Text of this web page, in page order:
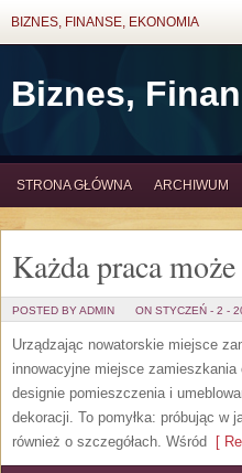
BIZNES, FINANSE, EKONOMIA
Biznes,
STRONA GŁÓWNA ARCHIWUM
Każda praca
POSTED BY ADMIN ON STYCZEŃ - 2 -
Urządzając nowatorskie miejsce
innowacyjne miejsce
designie pomieszczenia i
dekoracji. To pomyłka: próbując w
również o szczegółach. Wśród [